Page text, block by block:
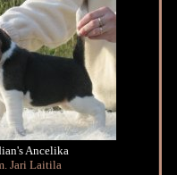
Ancelika
Jari Laitila